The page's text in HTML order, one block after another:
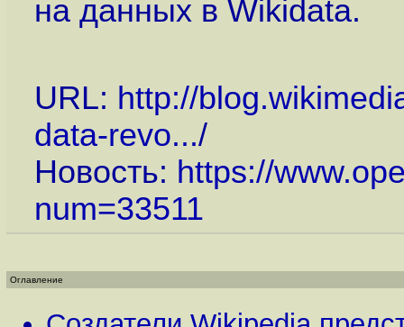
на данных в Wikidata.
URL: http://
data-revo.../
Новость: https://
num=33511
Оглавление